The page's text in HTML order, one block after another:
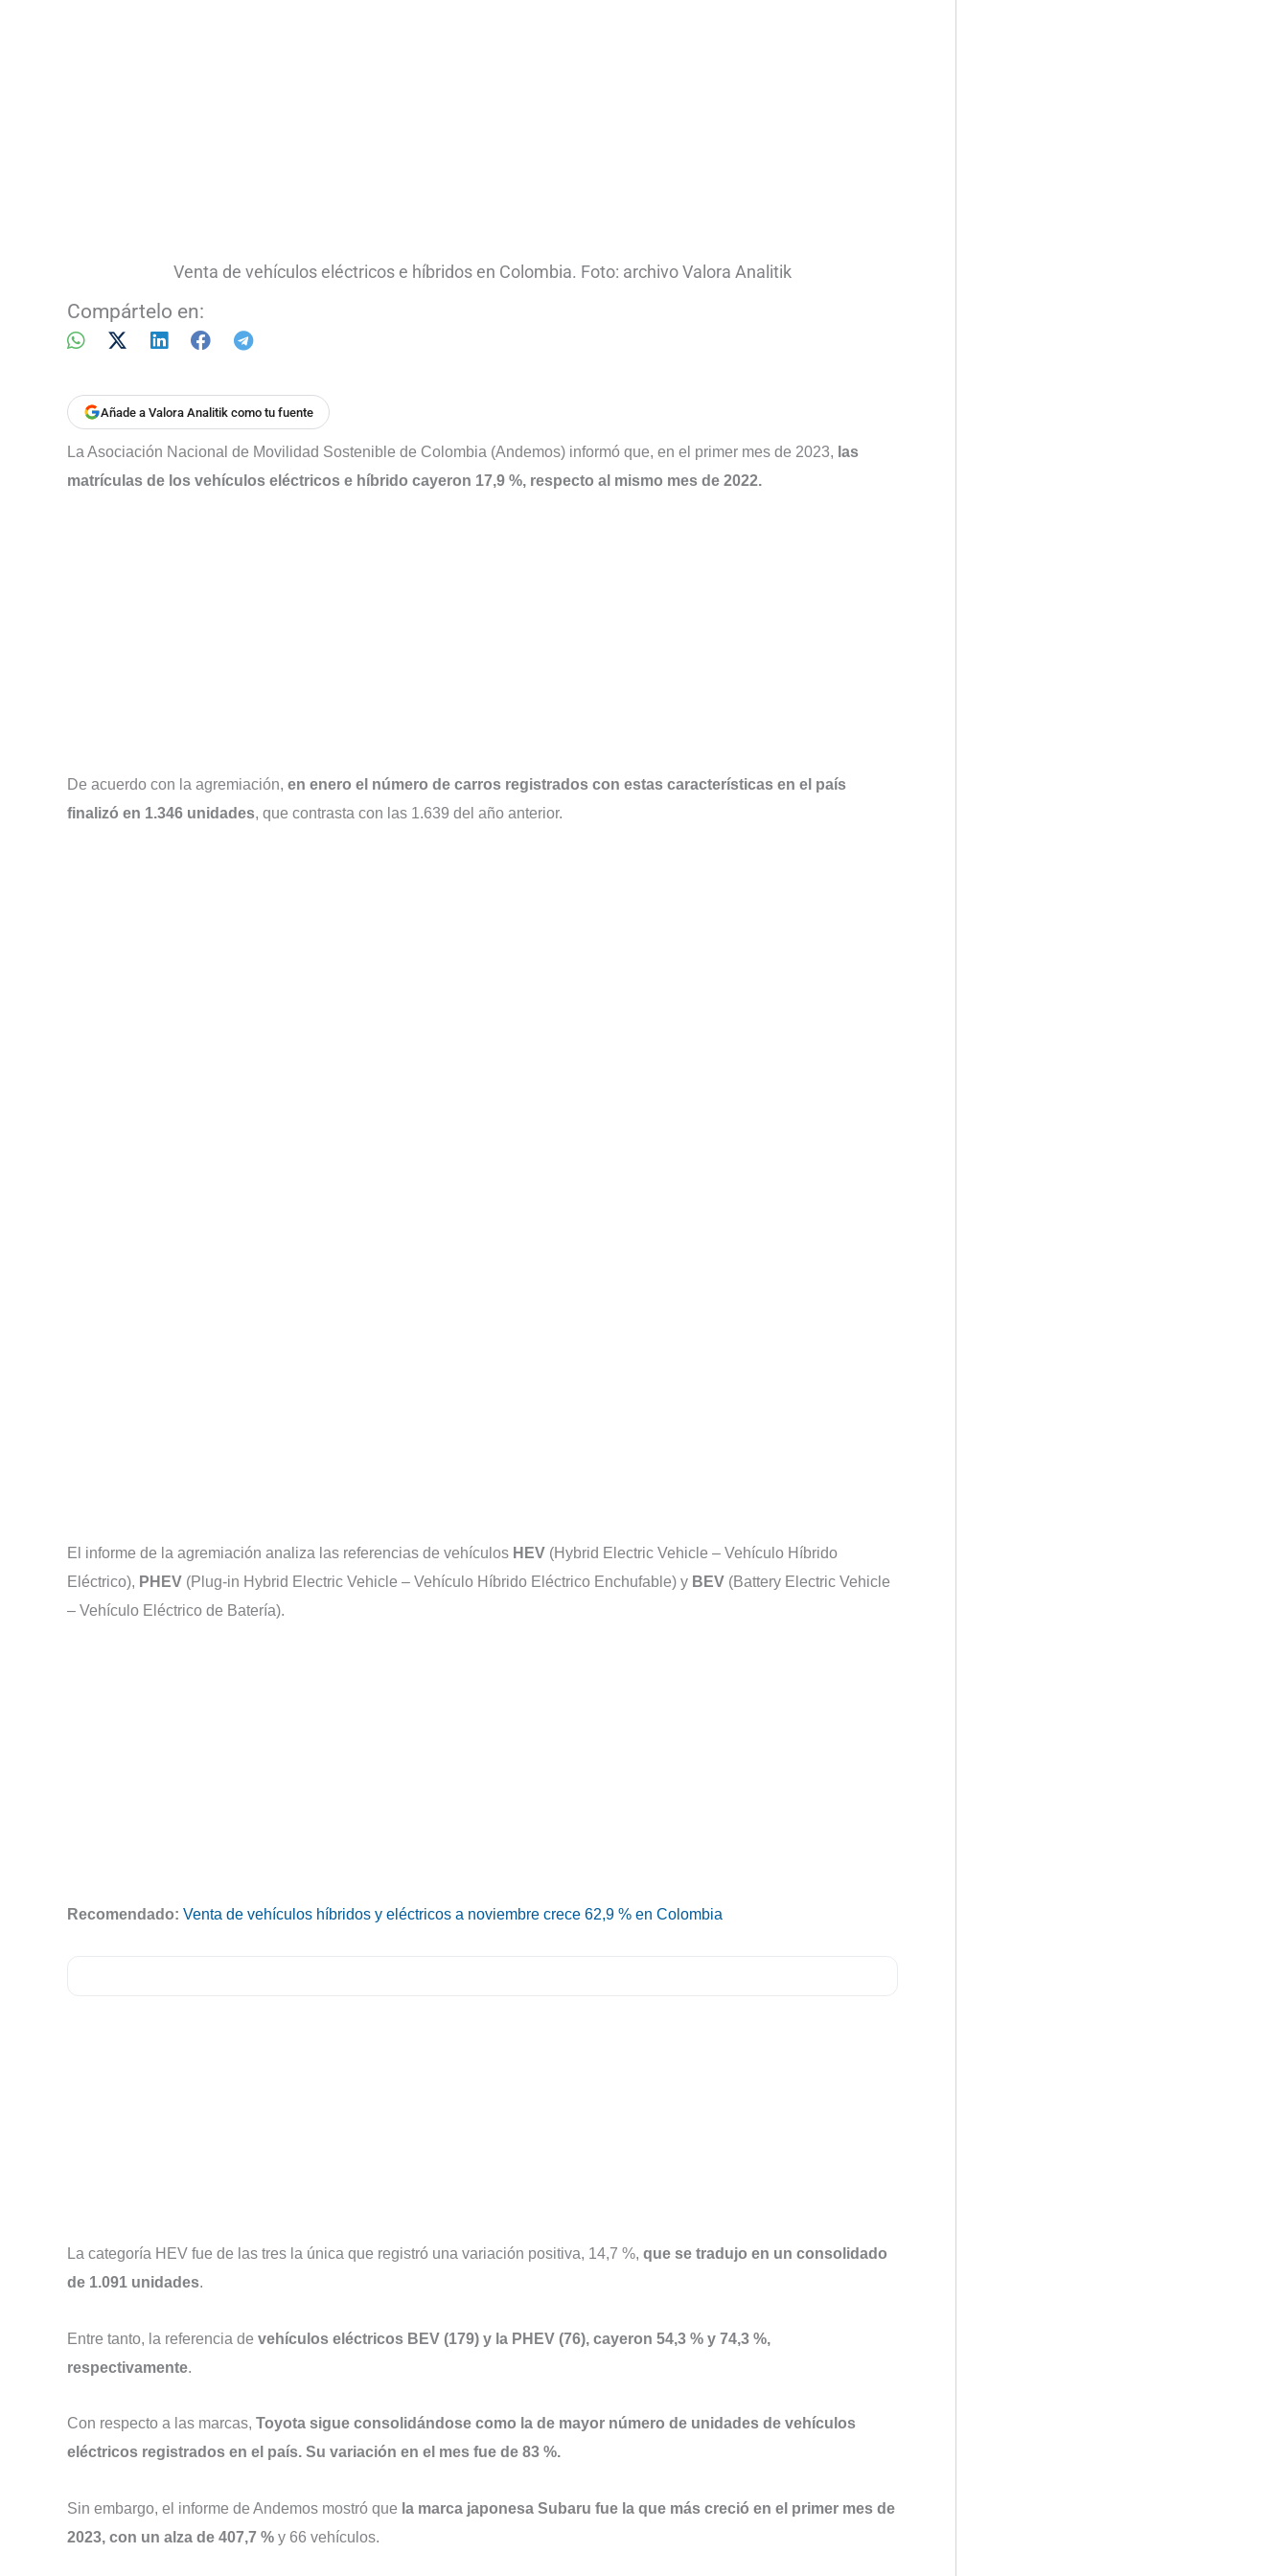
Venta de vehículos eléctricos e híbridos en Colombia. Foto: archivo Valora Analitik
Compártelo en:
Añade a Valora Analitik como tu fuente
La Asociación Nacional de Movilidad Sostenible de Colombia (Andemos) informó que, en el primer mes de 2023, las
matrículas de los vehículos eléctricos e híbrido cayeron 17,9 %, respecto al mismo mes de 2022.
De acuerdo con la agremiación, en enero el número de carros registrados con estas características en el país
finalizó en 1.346 unidades, que contrasta con las 1.639 del año anterior.
El informe de la agremiación analiza las referencias de vehículos HEV (Hybrid Electric Vehicle – Vehículo Híbrido
Eléctrico), PHEV (Plug-in Hybrid Electric Vehicle – Vehículo Híbrido Eléctrico Enchufable) y BEV (Battery Electric Vehicle
– Vehículo Eléctrico de Batería).
Recomendado: Venta de vehículos híbridos y eléctricos a noviembre crece 62,9 % en Colombia
La categoría HEV fue de las tres la única que registró una variación positiva, 14,7 %, que se tradujo en un consolidado
de 1.091 unidades.
Entre tanto, la referencia de vehículos eléctricos BEV (179) y la PHEV (76), cayeron 54,3 % y 74,3 %,
respectivamente.
Con respecto a las marcas, Toyota sigue consolidándose como la de mayor número de unidades de vehículos
eléctricos registrados en el país. Su variación en el mes fue de 83 %.
Sin embargo, el informe de Andemos mostró que la marca japonesa Subaru fue la que más creció en el primer mes de
2023, con un alza de 407,7 % y 66 vehículos.